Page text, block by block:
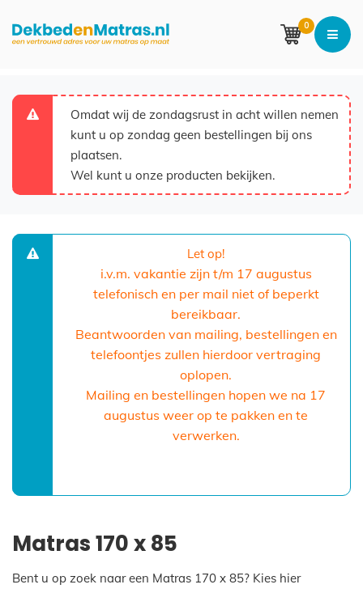
0
Omdat wij de zondagsrust in acht willen nemen
kunt u op zondag geen bestellingen bij ons
plaatsen.
Wel kunt u onze producten bekijken.
Let op!
i.v.m. vakantie zijn t/m 17 augustus
telefonisch en per mail niet of beperkt
bereikbaar.
Beantwoorden van mailing, bestellingen en
telefoontjes zullen hierdoor vertraging
oplopen.
Mailing en bestellingen hopen we na 17
augustus weer op te pakken en te
verwerken.
Matras 170 x 85
Bent u op zoek naar een Matras 170 x 85? Kies hier